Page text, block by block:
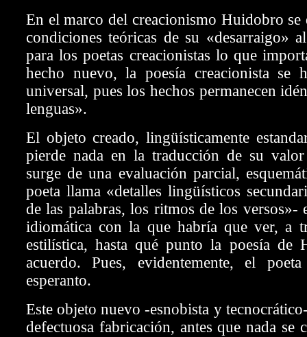
En el marco del creacionismo Huidobro se
condiciones teóricas de su «desarraigo»
para los poetas creacionistas lo que
hecho nuevo, la poesía creacionista se
universal, pues los hechos permanecen
lenguas».
El objeto creado, lingüísticamente
pierde nada en la traducción de su
surge de una evaluación parcial,
poeta llama «detalles lingüísticos
de las palabras, los ritmos de los versos»-
idiomática con la que habría que ver, a
estilística, hasta qué punto la poesía de
acuerdo. Pues, evidentemente, el
esperanto.
Este objeto nuevo -esnobista y
defectuosa fabricación, antes que nada se